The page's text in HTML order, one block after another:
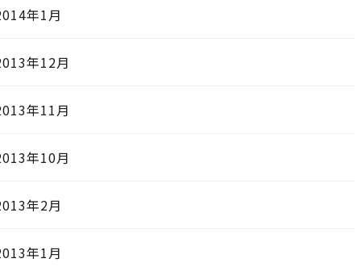
年1月
年12月
年11月
年10月
年2月
年1月